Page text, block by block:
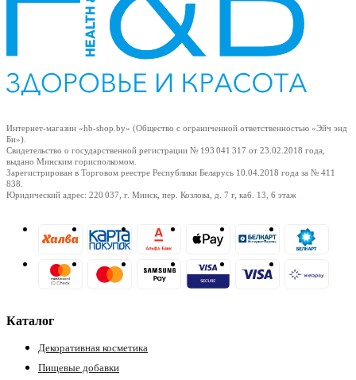
Интернет-магазин «hb-shop.by» (Общество с ограниченной ответственностью «Эйч энд
Би»).
Свидетельство о государственной регистрации № 193 041 317 от 23.02.2018 года,
выдано Минским горисполкомом.
Зарегистрирован в Торговом реестре Республики Беларусь 10.04.2018 года за № 411
838.
Юридический адрес: 220 037, г. Минск, пер. Козлова, д. 7 г, каб. 13, 6 этаж
Каталог
Декоративная косметика
Пищевые добавки